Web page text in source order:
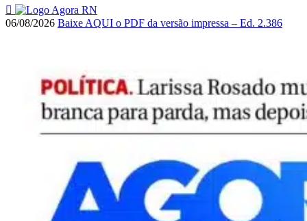
06/08/2026 Baixe AQUI o PDF da versão impressa – Ed. 2.386